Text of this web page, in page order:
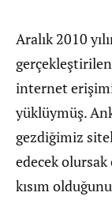
Aralık 2010
gerçekleştirilen
internet
yüklüymüş.
gezdiğimiz
edecek
kısım